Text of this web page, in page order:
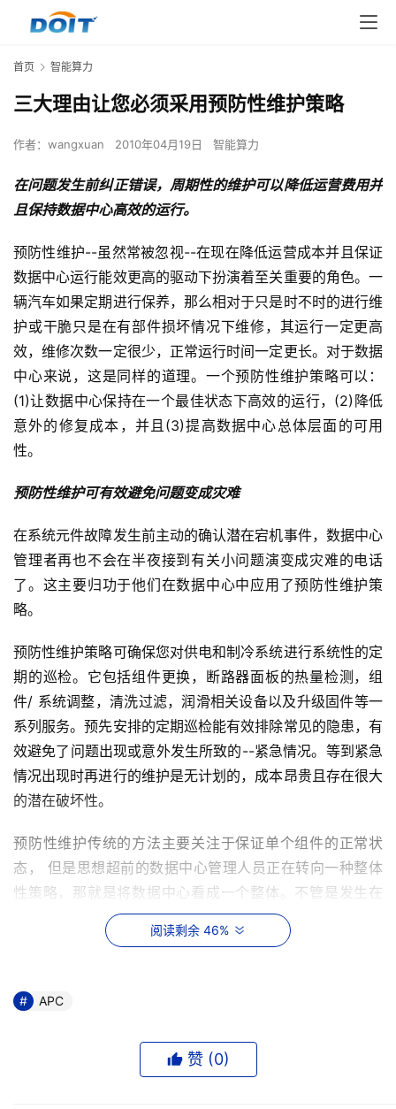
首页 智能算力
三大理由让您必须采用预防性维护策略
作者： wangxuan 2010年04月19日 智能算力
在问题发生前纠正错误，周期性的维护可以降低运营费用并
且保持数据中心高效的运行。
预防性维护--虽然常被忽视--在现在降低运营成本并且保证
数据中心运行能效更高的驱动下扮演着至关重要的角色。一
辆汽车如果定期进行保养，那么相对于只是时不时的进行维
护或干脆只是在有部件损坏情况下维修，其运行一定更高
效，维修次数一定很少，正常运行时间一定更长。对于数据
中心来说，这是同样的道理。一个预防性维护策略可以：
(1)让数据中心保持在一个最佳状态下高效的运行，(2)降低
意外的修复成本，并且(3)提高数据中心总体层面的可用
性。
预防性维护可有效避免问题变成灾难
在系统元件故障发生前主动的确认潜在宕机事件，数据中心
管理者再也不会在半夜接到有关小问题演变成灾难的电话
了。这主要归功于他们在数据中心中应用了预防性维护策
略。
预防性维护策略可确保您对供电和制冷系统进行系统性的定
期的巡检。它包括组件更换，断路器面板的热量检测，组
件/ 系统调整，清洗过滤，润滑相关设备以及升级固件等一
系列服务。预先安排的定期巡检能有效排除常见的隐患，有
效避免了问题出现或意外发生所致的--紧急情况。等到紧急
情况出现时再进行的维护是无计划的，成本昂贵且存在很大
的潜在破坏性。
预防性维护传统的方法主要关注于保证单个组件的正常状
态， 但是思想超前的数据中心管理人员正在转向一种整体
性策略，那就是将数据中心看成一个整体。不管是发生在
UPS断路器，开关或是电路错误，电力事件就是电力事件。
经过工厂培训并认证过的技术人员知识与经验都非常丰富，
电和制冷问题上知识丰富。
阅读剩余 46%
APC
赞 (0)